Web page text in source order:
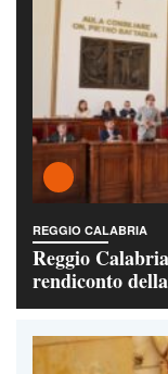
REGGIO CALABRIA
Reggio
rendiconto